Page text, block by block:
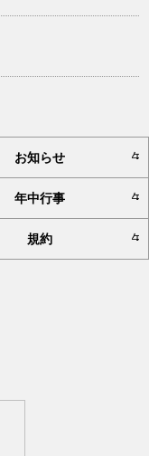
お知らせ
年中行事
規約